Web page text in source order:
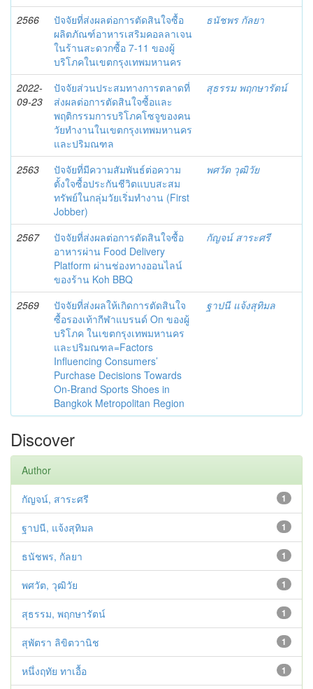
2566
ปัจจัยที่ส่งผลต่อการตัดสินใจซื้อ
ผลิตภัณฑ์อาหารเสริมคอลลาเจน
ในร้านสะดวกซื้อ 7-11 ของผู้
บริโภคในเขตกรุงเทพมหานคร
ธนัชพร กัลยา
2022-
09-23
ปัจจัยส่วนประสมทางการตลาดที่
ส่งผลต่อการตัดสินใจซื้อและ
พฤติกรรมการบริโภคโซจูของคน
วัยทำงานในเขตกรุงเทพมหานคร
และปริมณฑล
สุธรรม พฤกษารัตน์
2563
ปัจจัยที่มีความสัมพันธ์ต่อความ
ตั้งใจซื้อประกันชีวิตแบบสะสม
ทรัพย์ในกลุ่มวัยเริ่มทำงาน (First
Jobber)
พศวัต วุฒิวัย
2567
ปัจจัยที่ส่งผลต่อการตัดสินใจซื้อ
อาหารผ่าน Food Delivery
Platform ผ่านช่องทางออนไลน์
ของร้าน Koh BBQ
กัญจน์ สาระศรี
2569
ปัจจัยที่ส่งผลให้เกิดการตัดสินใจ
ซื้อรองเท้ากีฬาแบรนด์ On ของผู้
บริโภค ในเขตกรุงเทพมหานคร
และปริมณฑล=Factors
Influencing Consumers’
Purchase Decisions Towards
On-Brand Sports Shoes in
Bangkok Metropolitan Region
ฐาปนี แจ้งสุทิมล
Discover
Author
1
กัญจน์, สาระศรี
1
ฐาปนี, แจ้งสุทิมล
1
ธนัชพร, กัลยา
1
พศวัต, วุฒิวัย
1
สุธรรม, พฤกษารัตน์
1
สุพัตรา ลิขิตวานิช
1
หนึ่งฤทัย ทาเอื้อ